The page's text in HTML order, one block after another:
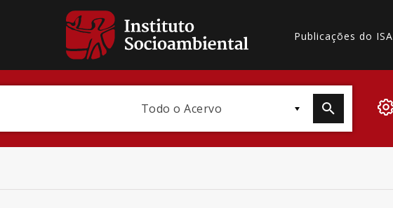
Publicações do ISA
Todo o Acervo